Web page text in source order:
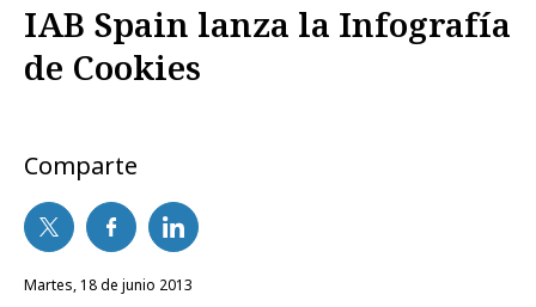
IAB Spain lanza la Infografía
de Cookies
Comparte
martes, 18 de junio 2013